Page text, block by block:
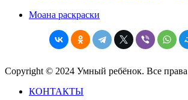
Моана раскраски
Copyright © 2024 Умный ребёнок. Все
КОНТАКТЫ